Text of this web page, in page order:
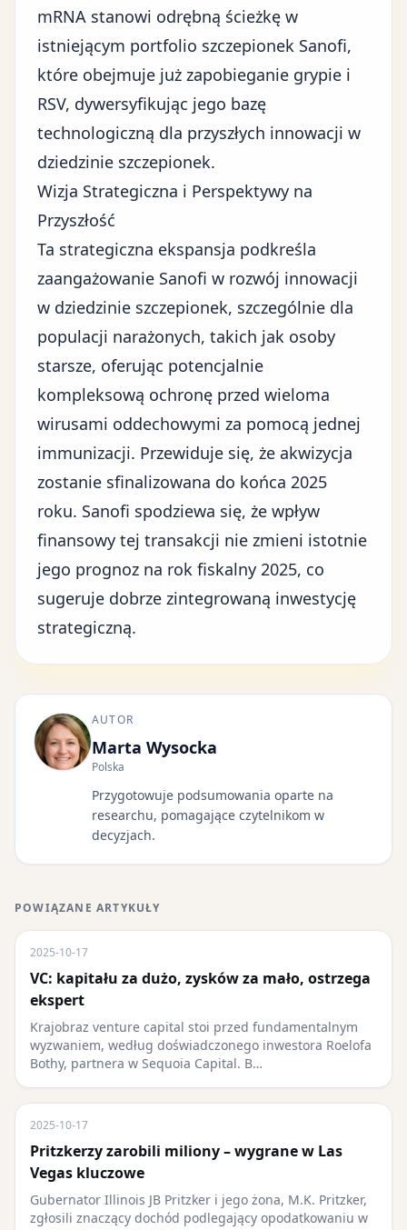
mRNA stanowi odrębną ścieżkę w
istniejącym portfolio szczepionek Sanofi,
które obejmuje już zapobieganie grypie i
RSV, dywersyfikując jego bazę
technologiczną dla przyszłych innowacji w
dziedzinie szczepionek.
Wizja Strategiczna i Perspektywy na
Przyszłość
Ta strategiczna ekspansja podkreśla
zaangażowanie Sanofi w rozwój innowacji
w dziedzinie szczepionek, szczególnie dla
populacji narażonych, takich jak osoby
starsze, oferując potencjalnie
kompleksową ochronę przed wieloma
wirusami oddechowymi za pomocą jednej
immunizacji. Przewiduje się, że akwizycja
zostanie sfinalizowana do końca 2025
roku. Sanofi spodziewa się, że wpływ
finansowy tej transakcji nie zmieni istotnie
jego prognoz na rok fiskalny 2025, co
sugeruje dobrze zintegrowaną inwestycję
strategiczną.
AUTOR
Marta Wysocka
Polska
Przygotowuje podsumowania oparte na
researchu, pomagające czytelnikom w
decyzjach.
POWIĄZANE ARTYKUŁY
2025-10-17
VC: kapitału za dużo, zysków za mało, ostrzega
ekspert
Krajobraz venture capital stoi przed fundamentalnym
wyzwaniem, według doświadczonego inwestora Roelofa
Bothy, partnera w Sequoia Capital. B…
2025-10-17
Pritzkerzy zarobili miliony – wygrane w Las
Vegas kluczowe
Gubernator Illinois JB Pritzker i jego żona, M.K. Pritzker,
zgłosili znaczący dochód podlegający opodatkowaniu w